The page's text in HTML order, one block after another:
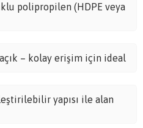
polipropilen (HDPE veya
– kolay erişim için ideal
yapısı ile alan